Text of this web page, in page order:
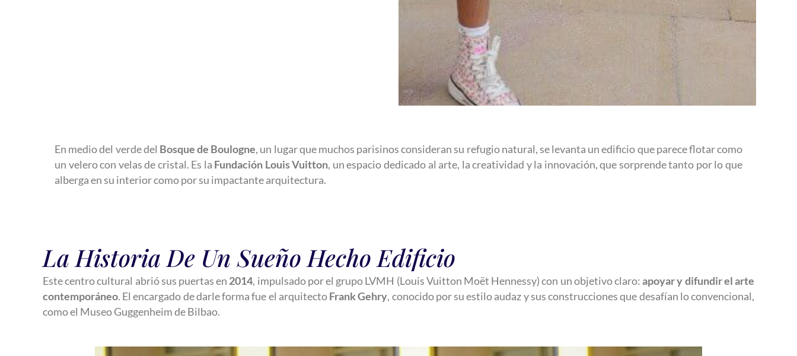
En medio del verde del Bosque de Boulogne, un lugar que muchos parisinos consideran su refugio natural, se levanta un edificio que parece flotar como
un velero con velas de cristal. Es la Fundación Louis Vuitton, un espacio dedicado al arte, la creatividad y la innovación, que sorprende tanto por lo que
alberga en su interior como por su impactante arquitectura.
La Historia De Un Sueño Hecho Edificio
Este centro cultural abrió sus puertas en 2014, impulsado por el grupo LVMH (Louis Vuitton Moët Hennessy) con un objetivo claro:apoyar y difundir el arte
contemporáneo. El encargado de darle forma fue el arquitectoFrank Gehry, conocido por su estilo audaz y sus construcciones que desafían lo convencional,
como el Museo Guggenheim de Bilbao.